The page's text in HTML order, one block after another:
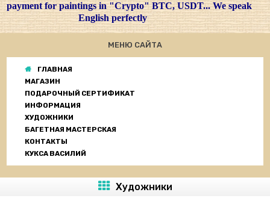
payment for paintings in "Crypto" BTC, USDT... We speak
English perfectly
МЕНЮ САЙТА
ГЛАВНАЯ
МАГАЗИН
ПОДАРОЧНЫЙ СЕРТИФИКАТ
ИНФОРМАЦИЯ
ХУДОЖНИКИ
БАГЕТНАЯ МАСТЕРСКАЯ
КОНТАКТЫ
КУКСА ВАСИЛИЙ
Художники